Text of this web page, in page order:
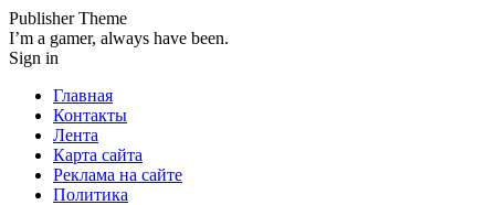
Publisher Theme
I’m a gamer, always have been.
Sign in
Главная
Контакты
Лента
Карта сайта
Реклама на сайте
Политика